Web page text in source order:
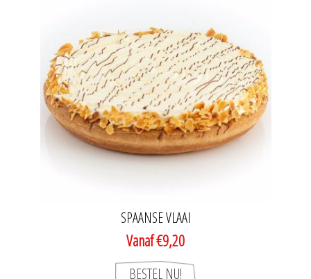
SPAANSE VLAAI
Vanaf €9,20